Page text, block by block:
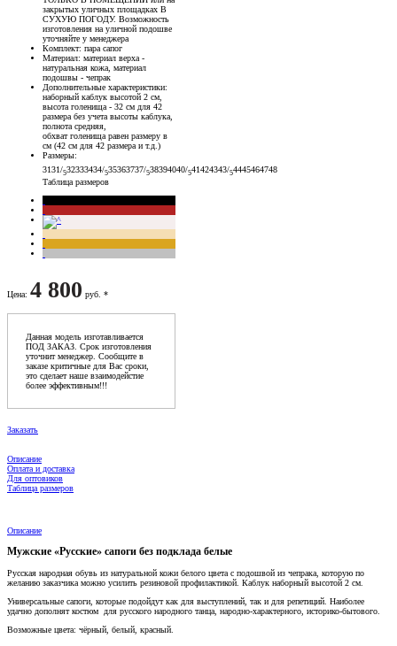
закрытых уличных площадках В
СУХУЮ ПОГОДУ. Возможность
изготовления на уличной подошве
уточняйте у менеджера
Комплект: пара сапог
Материал: материал верха -
натуральная кожа, материал
подошвы - чепрак
Дополнительные характеристики:
наборный каблук высотой 2 см,
высота голенища - 32 см для 42
размера без учета высоты каблука,
полнота средняя,
обхват голенища равен размеру в
см (42 см для 42 размера и т.д.)
Размеры:
3131/532333434/535363737/538394040/541424343/54445464748
Таблица размеров
Цена: 4 800 руб. *
Данная модель изготавливается
ПОД ЗАКАЗ. Срок изготовления
уточнит менеджер. Сообщите в
заказе критичные для Вас сроки,
это сделает наше взаимодейстие
более эффективным!!!
Заказать
Описание
Оплата и доставка
Для оптовиков
Таблица размеров
Описание
Мужские «Русские» сапоги без подклада белые
Русская народная обувь из натуральной кожи белого цвета с подошвой из чепрака, которую по
желанию заказчика можно усилить резиновой профилактикой. Каблук наборный высотой 2 см.
Универсальные сапоги, которые подойдут как для выступлений, так и для репетиций. Наиболее
удачно дополнят костюм для русского народного танца, народно-характерного, историко-бытового.
Возможные цвета: чёрный, белый, красный.